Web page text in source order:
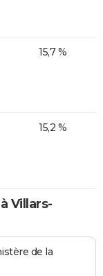
15,7 %
15,2 %
Villars-
de la